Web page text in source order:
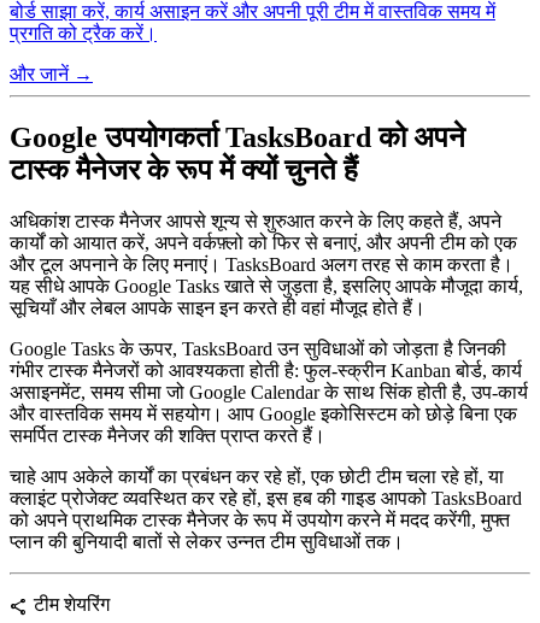
बोर्ड साझा करें, कार्य असाइन करें और अपनी पूरी टीम में वास्तविक समय में
प्रगति को ट्रैक करें।
और जानें →
Google उपयोगकर्ता TasksBoard को अपने
टास्क मैनेजर के रूप में क्यों चुनते हैं
अधिकांश टास्क मैनेजर आपसे शून्य से शुरुआत करने के लिए कहते हैं, अपने
कार्यों को आयात करें, अपने वर्कफ़्लो को फिर से बनाएं, और अपनी टीम को एक
और टूल अपनाने के लिए मनाएं। TasksBoard अलग तरह से काम करता है।
यह सीधे आपके Google Tasks खाते से जुड़ता है, इसलिए आपके मौजूदा कार्य,
सूचियाँ और लेबल आपके साइन इन करते ही वहां मौजूद होते हैं।
Google Tasks के ऊपर, TasksBoard उन सुविधाओं को जोड़ता है जिनकी
गंभीर टास्क मैनेजरों को आवश्यकता होती है: फुल-स्क्रीन Kanban बोर्ड, कार्य
असाइनमेंट, समय सीमा जो Google Calendar के साथ सिंक होती है, उप-कार्य
और वास्तविक समय में सहयोग। आप Google इकोसिस्टम को छोड़े बिना एक
समर्पित टास्क मैनेजर की शक्ति प्राप्त करते हैं।
चाहे आप अकेले कार्यों का प्रबंधन कर रहे हों, एक छोटी टीम चला रहे हों, या
क्लाइंट प्रोजेक्ट व्यवस्थित कर रहे हों, इस हब की गाइड आपको TasksBoard
को अपने प्राथमिक टास्क मैनेजर के रूप में उपयोग करने में मदद करेंगी, मुफ्त
प्लान की बुनियादी बातों से लेकर उन्नत टीम सुविधाओं तक।
share टीम शेयरिंग